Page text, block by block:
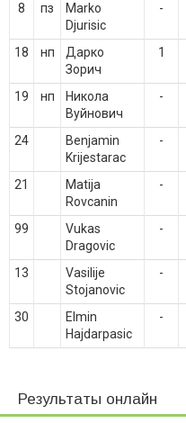
8 пз
Marko
Djurisic
-
18 нп
Дарко
Зорич
1
19 нп
Никола
Вуйнович
-
24
Benjamin
Krijestarac
-
21
Matija
Rovcanin
-
99
Vukas
Dragovic
-
13
Vasilije
Stojanovic
-
30
Elmin
Hajdarpasic
-
Результаты онлайн